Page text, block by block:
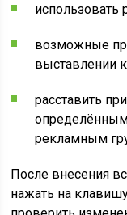
использовать
возможные
выставлении
расставить
рекламным
После внесения
нажать на